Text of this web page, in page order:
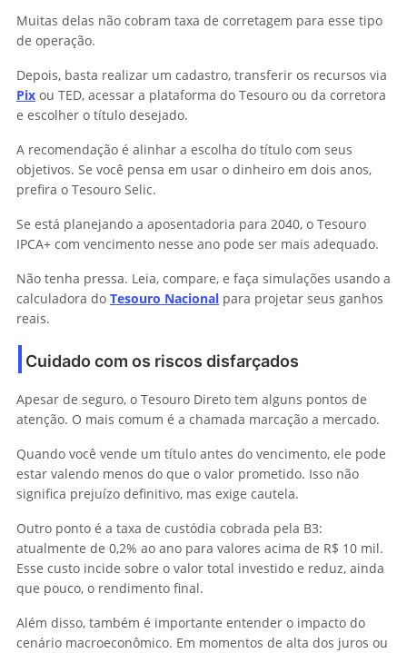
Muitas delas não cobram taxa de corretagem para esse tipo
de operação.
Depois, basta realizar um cadastro, transferir os recursos via
Pix ou TED, acessar a plataforma do Tesouro ou da corretora
e escolher o título desejado.
A recomendação é alinhar a escolha do título com seus
objetivos. Se você pensa em usar o dinheiro em dois anos,
prefira o Tesouro Selic.
Se está planejando a aposentadoria para 2040, o Tesouro
IPCA+ com vencimento nesse ano pode ser mais adequado.
Não tenha pressa. Leia, compare, e faça simulações usando a
calculadora do Tesouro Nacional para projetar seus ganhos
reais.
Cuidado com os riscos disfarçados
Apesar de seguro, o Tesouro Direto tem alguns pontos de
atenção. O mais comum é a chamada marcação a mercado.
Quando você vende um título antes do vencimento, ele pode
estar valendo menos do que o valor prometido. Isso não
significa prejuízo definitivo, mas exige cautela.
Outro ponto é a taxa de custódia cobrada pela B3:
atualmente de 0,2% ao ano para valores acima de R$ 10 mil.
Esse custo incide sobre o valor total investido e reduz, ainda
que pouco, o rendimento final.
Além disso, também é importante entender o impacto do
cenário macroeconômico. Em momentos de alta dos juros ou